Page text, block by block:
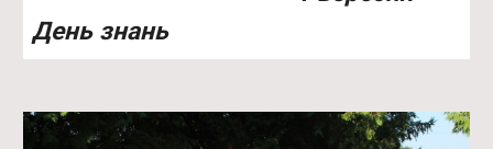
День знань